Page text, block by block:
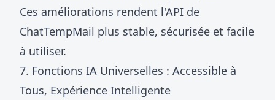
Ces améliorations rendent l'API de
ChatTempMail plus stable, sécurisée et facile
à utiliser.
7. Fonctions IA Universelles : Accessible à
Tous, Expérience Intelligente